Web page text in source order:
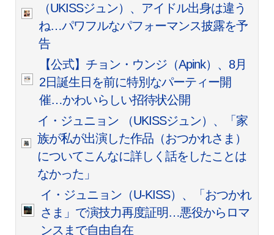
（UKISSジュン）、アイドル出身は違う
ね…パワフルなパフォーマンス披露を予
告
【公式】チョン・ウンジ（Apink）、8月
2日誕生日を前に特別なパーティー開
催…かわいらしい招待状公開
イ・ジュニョン （UKISSジュン）、「家
族が私が出演した作品（おつかれさま）
についてこんなに詳しく話をしたことは
なかった」
イ・ジュニョン（U-KISS）、「おつかれ
さま」で演技力再度証明…悪役からロマ
ンスまで自由自在